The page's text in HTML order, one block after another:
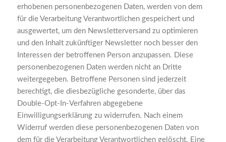
erhobenen personenbezogenen Daten, werden von dem
für die Verarbeitung Verantwortlichen gespeichert und
ausgewertet, um den Newsletterversand zu optimieren
und den Inhalt zukünftiger Newsletter noch besser den
Interessen der betroffenen Person anzupassen. Diese
personenbezogenen Daten werden nicht an Dritte
weitergegeben. Betroffene Personen sind jederzeit
berechtigt, die diesbezügliche gesonderte, über das
Double-Opt-In-Verfahren abgegebene
Einwilligungserklärung zu widerrufen. Nach einem
Widerruf werden diese personenbezogenen Daten von
dem für die Verarbeitung Verantwortlichen gelöscht. Eine